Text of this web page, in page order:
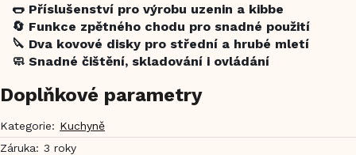
🌭 Příslušenství pro výrobu uzenin a kibbe
🔄 Funkce zpětného chodu pro snadné použití
🔪 Dva kovové disky pro střední a hrubé mletí
🧼 Snadné čištění, skladování i ovládání
Doplňkové parametry
Kategorie: Kuchyně
Záruka: 3 roky